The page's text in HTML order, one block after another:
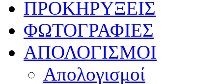
ΠΡΟΚΗΡΥΞΕΙΣ
ΦΩΤΟΓΡΑΦΙΕΣ
ΑΠΟΛΟΓΙΣΜΟΙ
Απολογισμοί